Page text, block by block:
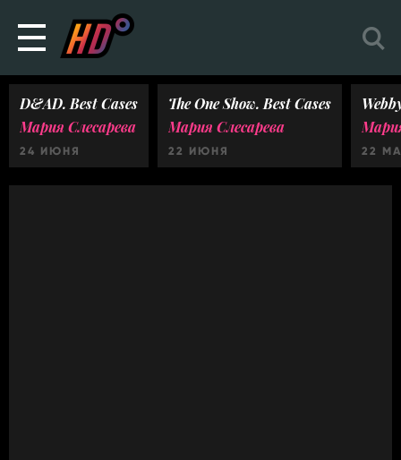
D&AD. Best Cases
Мария Слесарева
24 ИЮНЯ
The One Show. Best Cases
Мария Слесарева
22 ИЮНЯ 22